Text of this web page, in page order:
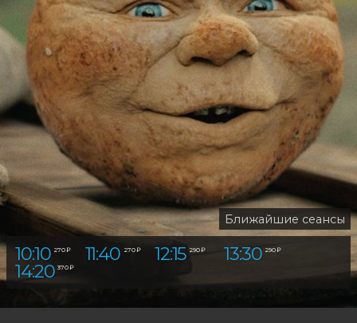
Ближайшие сеансы
10:10 270 ₽ 11:40 270 ₽ 12:15 290 ₽ 13:30 290 ₽
14:20 370 ₽